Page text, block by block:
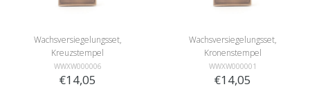
Wachsversiegelungsset,
Kreuzstempel
WWXW000006
€14,05
Wachsversiegelungsset,
Kronenstempel
WWXW000001
€14,05